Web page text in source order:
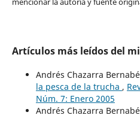
Artículos más leídos del
Andrés Chazarra
la pesca de la trucha ,
Núm. 7: Enero 2005
Andrés Chazarra